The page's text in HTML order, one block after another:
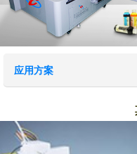
应用方案